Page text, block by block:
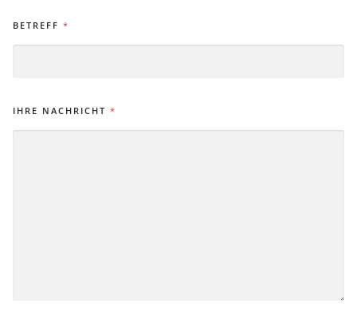
BETREFF *
IHRE NACHRICHT *